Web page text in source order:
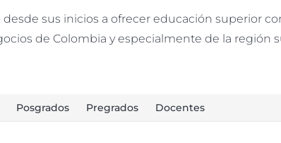
sus inicios a ofrecer educación superior
de Colombia y especialmente de la región
Posgrados Pregrados Docentes